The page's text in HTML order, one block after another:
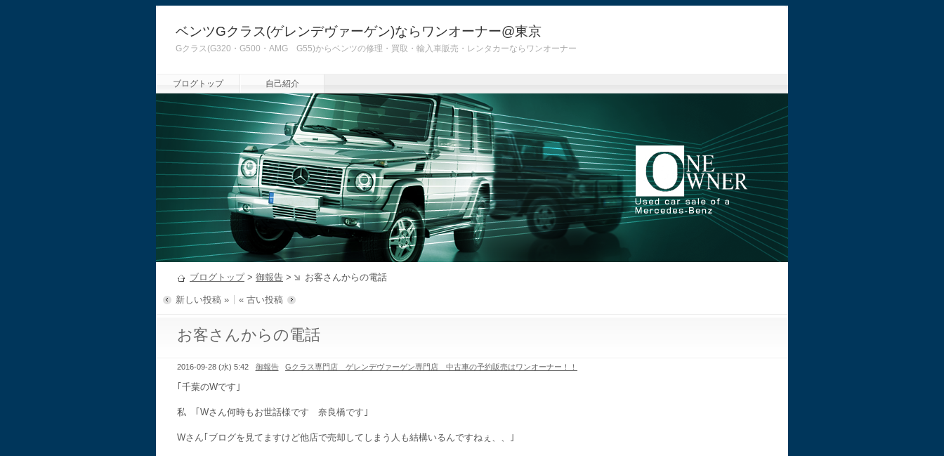
ベンツGクラス(ゲレンデヴァーゲン)ならワンオーナー@東京
Gクラス(G320・G500・AMG G55)からベンツの修理・買取・輸入車販売・レンタカーならワンオーナー
ブログトップ 自己紹介
ブログトップ> 御報告 > お客さんからの電話
新しい投稿 » « 古い投稿
お客さんからの電話
2016-09-28 (水) 5:42 御報告 Gクラス専門店 ゲレンデヴァーゲン専門店 中古車の予約販売はワンオーナー！！
｢千葉のWです｣
私 ｢Wさん何時もお世話様です 奈良橋です｣
Wさん｢ブログを見てますけど他店で売却してしまう人も結構いるんですねぇ、、｣